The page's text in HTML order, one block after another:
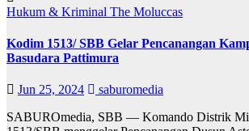
Hukum & Kriminal The Moluccas
Kodim 1513/ SBB Gelar Pencanangan
Basudara Pattimura
Jun 25, 2024
saburomedia
SABUROmedia, SBB — Komando Distrik